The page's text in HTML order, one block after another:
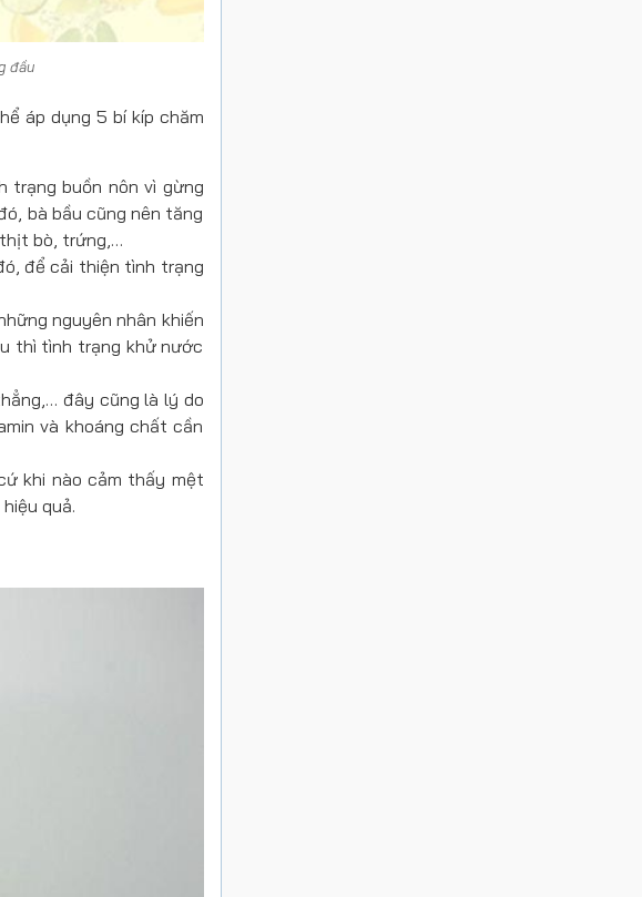
đầu
áp dụng 5 bí kíp chăm
trạng buồn nôn vì gừng
bà bầu cũng nên tăng
bò, trứng,…
để cải thiện tình trạng
nguyên nhân khiến
thì tình trạng khử nước
đây cũng là lý do
và khoáng chất cần
khi nào cảm thấy mệt
quả.